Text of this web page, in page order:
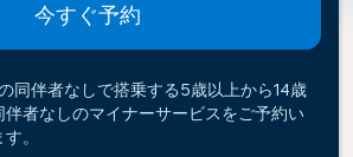
今すぐ予約
同伴者なしで搭乗する5歳以上から14歳
伴者なしのマイナーサービスをご予約い
。